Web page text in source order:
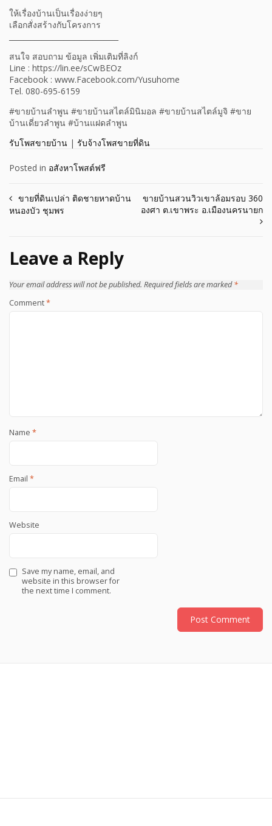
ให้เรื่องบ้านเป็นเรื่องง่ายๆ
เลือกสั่งสร้างกับโครงการ
สนใจ สอบถาม ข้อมูล เพิ่มเติมที่ลิงก์
Line : https://lin.ee/sCwBEOz
Facebook : www.Facebook.com/Yusuhome
Tel. 080-695-6159
#ขายบ้านลำพูน #ขายบ้านสไตล์มินิมอล #ขายบ้านสไตล์มูจิ #ขาย
บ้านเดี่ยวลำพูน #บ้านแฝดลำพูน
รับโพสขายบ้าน | รับจ้างโพสขายที่ดิน
Posted in อสังหาโพสต์ฟรี
Post
navigation
ขายที่ดินเปล่า ติดชายหาดบ้าน
หนองบัว ชุมพร
ขายบ้านสวนวิวเขาล้อมรอบ 360
องศา ต.เขาพระ อ.เมืองนครนายก
Leave a Reply
Your email address will not be published. Required fields are marked*
Comment*
Name *
Email *
Website
Save my name, email, and
website in this browser for
the next time I comment.